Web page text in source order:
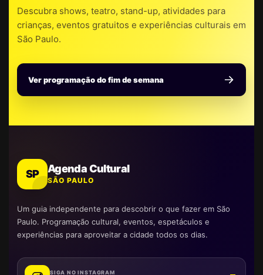
Descubra shows, teatro, stand-up, atividades para
crianças, eventos gratuitos e experiências culturais em
São Paulo.
Ver programação do fim de semana
SP Agenda Cultural
SÃO PAULO
Um guia independente para descobrir o que fazer em São
Paulo. Programação cultural, eventos, espetáculos e
experiências para aproveitar a cidade todos os dias.
SIGA NO INSTAGRAM